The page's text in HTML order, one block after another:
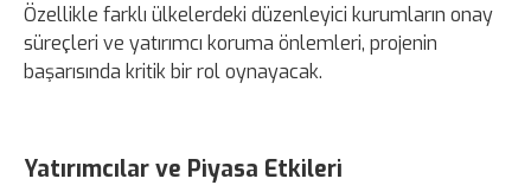
Özellikle farklı ülkelerdeki düzenleyici kurumların onay
süreçleri ve yatırımcı koruma önlemleri, projenin
başarısında kritik bir rol oynayacak.
Yatırımcılar ve Piyasa Etkileri